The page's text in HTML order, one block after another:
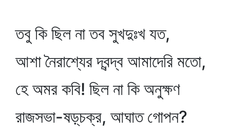
তবু কি ছিল না তব সুখদুঃখ যত,
আশা নৈরাশ্যের দ্বন্দ্ব আমাদেরি মতো,
হে অমর কবি! ছিল না কি অনুক্ষণ
রাজসভা-ষড়্‌চক্র, আঘাত গোপন?